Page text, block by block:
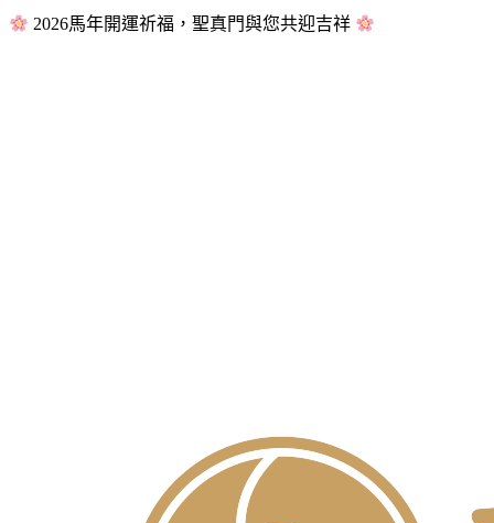
2026馬年開運祈福，聖真門與您共迎吉祥